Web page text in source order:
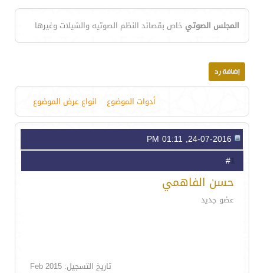
المجلس الصوتي خاص بقصائد النظم الصوتيه والشيلات وغيرها
أدوات الموضوع انواع عرض الموضوع
1
حسن الفاهمي
عضو جديد
تاريخ التسجيل: Feb 2015